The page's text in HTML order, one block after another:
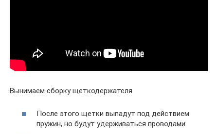
Вынимаем сборку щеткодержателя
После этого щетки выпадут под действием
пружин, но будут удерживаться проводами